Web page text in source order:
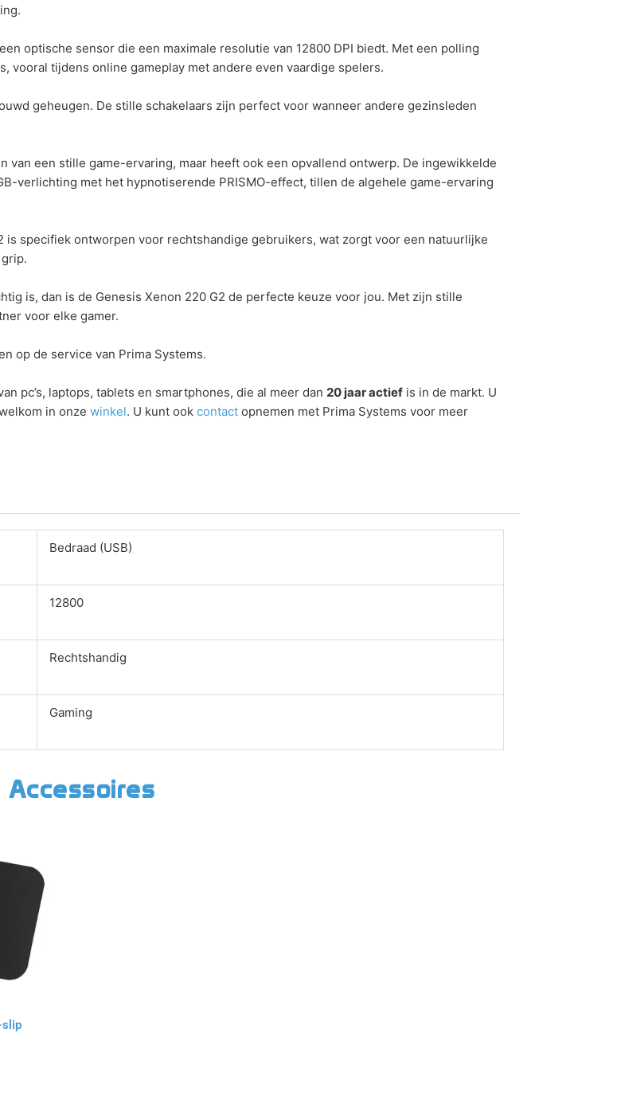
optische sensor die een maximale resolutie van 12800 DPI biedt. Met een polling
vooral tijdens online gameplay met andere even vaardige spelers.
geheugen. De stille schakelaars zijn perfect voor wanneer andere gezinsleden
van een stille game-ervaring, maar heeft ook een opvallend ontwerp. De ingewikkelde
verlichting met het hypnotiserende PRISMO-effect, tillen de algehele game-ervaring
is specifiek ontworpen voor rechtshandige gebruikers, wat zorgt voor een natuurlijke
is, dan is de Genesis Xenon 220 G2 de perfecte keuze voor jou. Met zijn stille
voor elke gamer.
op de service van Prima Systems.
pc’s, laptops, tablets en smartphones, die al meer dan 20 jaar actief is in de markt. U
in onze winkel. U kunt ook contact opnemen met Prima Systems voor meer
Bedraad (USB)
12800
Rechtshandig
Gaming
Accessoires
slip